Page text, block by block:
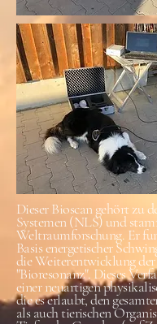
Dieser Bioscan gehört zu
Systemen (NLS) und
Weltraumforschung. Er
Basis energetischer
die Weiterentwicklung
"Bioresonanz". Dieses
einer neuartigen
die es erlaubt, den
als auch tierischen